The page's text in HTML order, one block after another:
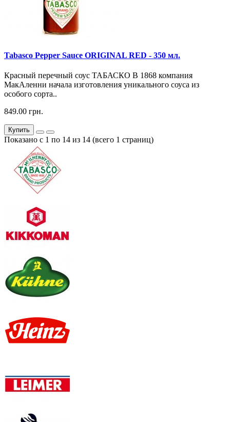
Tabasco Pepper Sauce ORIGINAL RED - 350 мл.
Красный перечный соус ТАБАСКО В 1868 компания
МакАленни начала изготовления уникального соуса из
особого сорта..
849.00 грн.
Купить
Показано с 1 по 14 из 14 (всего 1 страниц)